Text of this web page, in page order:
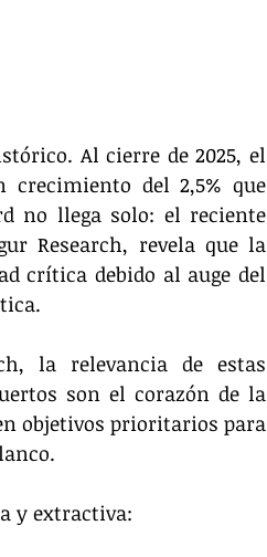
Al cierre de 2025, el
crecimiento del 2,5% que
no llega solo: el reciente
Research, revela que la
crítica debido al auge del
la relevancia de estas
son el corazón de la
objetivos prioritarios para
y extractiva: